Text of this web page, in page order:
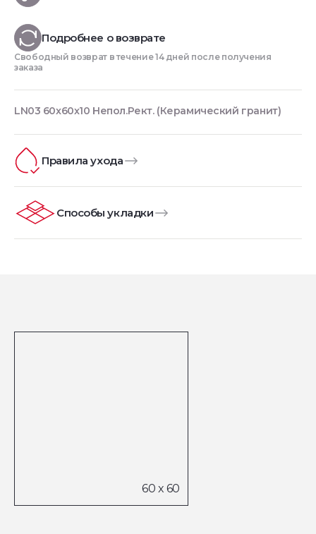
Подробнее о возврате
Свободный возврат в течение 14 дней после получения
заказа
LN03 60x60x10 Непол.Рект. (Керамический гранит)
Правила ухода
Способы укладки